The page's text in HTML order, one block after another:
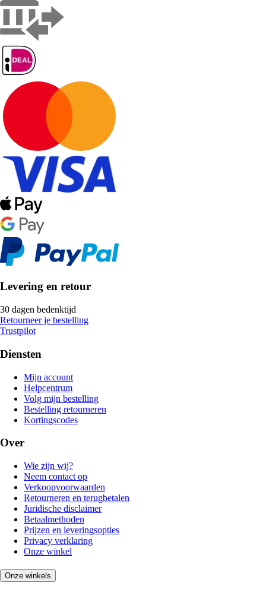
Levering en retour
30 dagen bedenktijd
Retourneer je bestelling
Trustpilot
Diensten
Mijn account
Helpcentrum
Volg mijn bestelling
Bestelling retourneren
Kortingscodes
Over
Wie zijn wij?
Neem contact op
Verkoopvoorwaarden
Retourneren en terugbetalen
Juridische disclaimer
Betaalmethoden
Prijzen en leveringsopties
Privacy verklaring
Onze winkel
Onze winkels